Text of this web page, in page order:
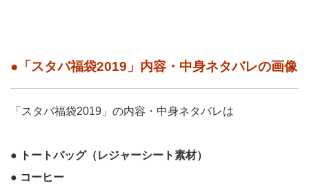
●「スタバ福袋2019」内容・中身ネタバレの画像
「スタバ福袋2019」の内容・中身ネタバレは
● トートバッグ（レジャーシート素材）
● コーヒー